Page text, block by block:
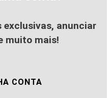
exclusivas, anunciar
muito mais!
CONTA